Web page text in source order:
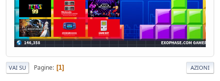
VAI SU Pagine 1 AZIONI